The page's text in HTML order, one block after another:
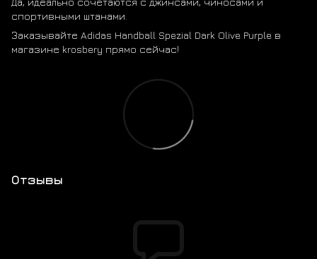
спортивными штанами.
Заказывайте Adidas Handball Spezial Dark Olive Purple в
магазине krosbery прямо сейчас!
Отзывы